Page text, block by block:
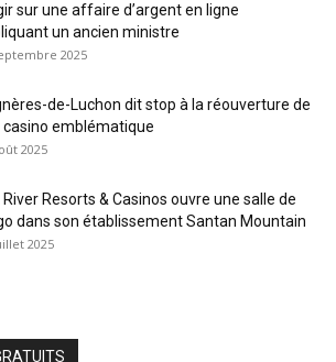
sur une affaire d’argent en ligne
un ancien ministre
2025
de-Luchon dit stop à la réouverture de
casino emblématique
2025
River Resorts & Casinos ouvre une salle de
dans son établissement Santan Mountain
2025